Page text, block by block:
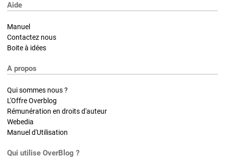
Aide
Manuel
Contactez nous
Boite à idées
A propos
Qui sommes nous ?
L'Offre Overblog
Rémunération en droits d'auteur
Webedia
Manuel d'Utilisation
Qui utilise OverBlog ?